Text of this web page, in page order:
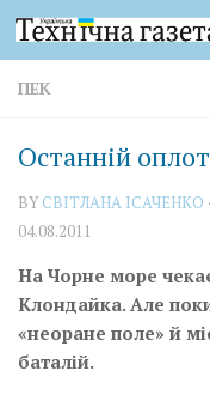
Skip to content
ПЕК
Останній оплот
BY СВІТЛАНА ІСАЧЕНКО
04.08.2011
На Чорне море
Клондайка. Але
«неоране поле» й
баталій.